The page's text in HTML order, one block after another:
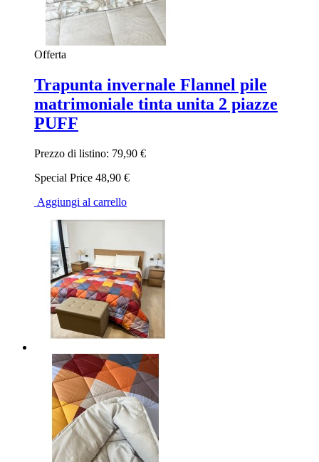
Offerta
Trapunta invernale Flannel pile
matrimoniale tinta unita 2 piazze
PUFF
Prezzo di listino: 79,90 €
Special Price 48,90 €
Aggiungi al carrello